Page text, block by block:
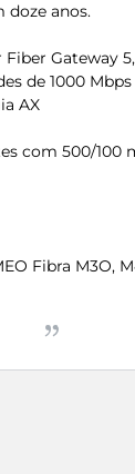
doze anos.
Gateway
de 1000
AX
com 500/100
Fibra M3O,